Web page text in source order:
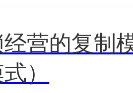
营的复制
）